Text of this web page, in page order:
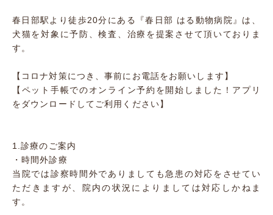
春日部駅より徒歩20分にある『春日部 はる動物病院』は、
犬猫を対象に予防、検査、治療を提案させて頂いておりま
す。
【コロナ対策につき、事前にお電話をお願いします】
【ペット手帳でのオンライン予約を開始しました！アプリ
をダウンロードしてご利用ください】
1.診療のご案内
・時間外診療
当院では診察時間外でありましても急患の対応をさせてい
ただきますが、院内の状況によりましては対応しかねま
す。